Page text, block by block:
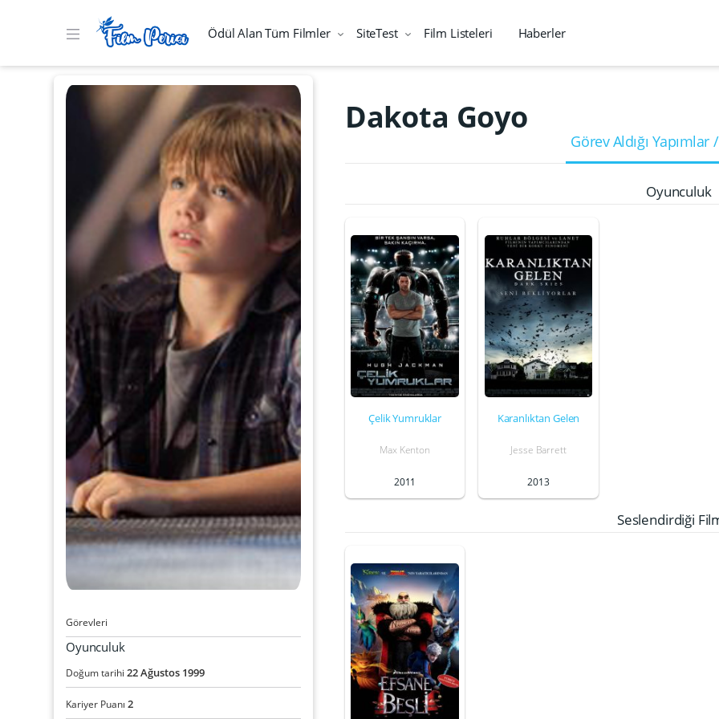
Ödül Alan Tüm Filmler SiteTest Film Listeleri Haberler
Görevleri
Oyunculuk
Doğum tarihi 22Ağustos 1999
Kariyer Puanı 2
Dakota Goyo
Görev Aldığı
Oyunculuk
Çelik Yumruklar
Max Kenton
2011
Karanlıktan Gelen
Jesse Barrett
2013
Seslendirdiği